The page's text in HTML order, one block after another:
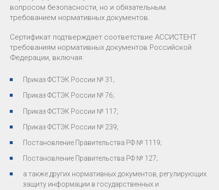
вопросом безопасности, но и обязательным
требованием нормативных документов.
Сертификат подтверждает соответствие АССИСТЕНТ
требованиям нормативных документов Российской
Федерации, включая:
Приказ ФСТЭК России № 31;
Приказ ФСТЭК России № 76;
Приказ ФСТЭК России № 117;
Приказ ФСТЭК России № 239;
Постановление Правительства РФ № 1119;
Постановление Правительства РФ № 127;
а также других нормативных документов, регулирующих
защиту информации в государственных и